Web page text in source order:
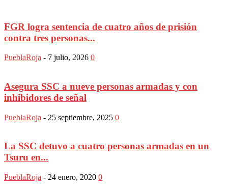
FGR logra sentencia de cuatro años de prisión
contra tres personas...
PueblaRoja - 7 julio, 2026 0
Asegura SSC a nueve personas armadas y con
inhibidores de señal
PueblaRoja - 25 septiembre, 2025 0
La SSC detuvo a cuatro personas armadas en un
Tsuru en...
PueblaRoja - 24 enero, 2020 0